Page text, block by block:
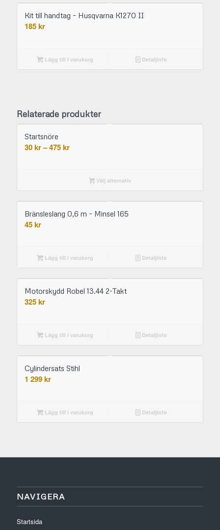
Kit till handtag – Husqvarna K1270 II
185kr
Lägg till i varukorg Detaljinfo
Relaterade produkter
Startsnöre
30kr– 475krPrisintervall:
475 kr
Välj alternativ
Bränsleslang 0,6 m – Minsel 165
45kr
Lägg till i varukorg Detaljinfo
Motorskydd Robel 13.44 2-Takt
325kr
Lägg till i varukorg Detaljinfo
Cylindersats Stihl
1 299kr
Lägg till i varukorg Detaljinfo
NAVIGERA
Startsida